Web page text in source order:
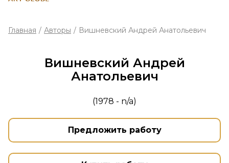
Главная / Авторы / Вишневский Андрей Анатольевич
Вишневский Андрей
Анатольевич
(1978 - n/a)
Предложить работу